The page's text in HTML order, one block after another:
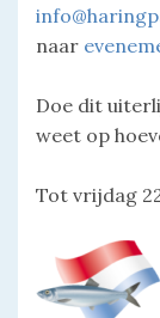
naar
Doe dit
weet op
Tot vrijdag